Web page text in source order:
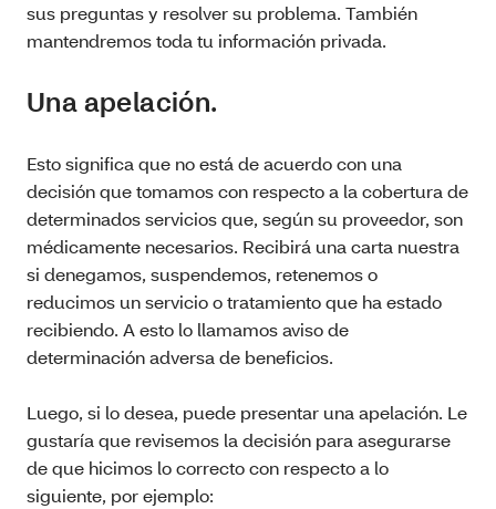
sus preguntas y resolver su problema. También
mantendremos toda tu información privada.
Una apelación.
Esto significa que no está de acuerdo con una
decisión que tomamos con respecto a la cobertura de
determinados servicios que, según su proveedor, son
médicamente necesarios. Recibirá una carta nuestra
si denegamos, suspendemos, retenemos o
reducimos un servicio o tratamiento que ha estado
recibiendo. A esto lo llamamos aviso de
determinación adversa de beneficios.
Luego, si lo desea, puede presentar una apelación. Le
gustaría que revisemos la decisión para asegurarse
de que hicimos lo correcto con respecto a lo
siguiente, por ejemplo: